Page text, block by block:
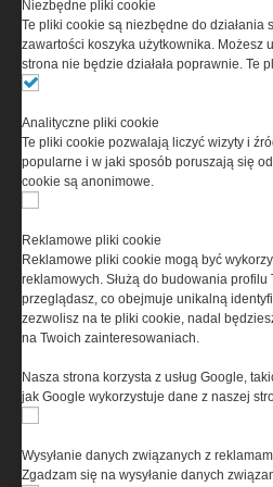
odpowiedzialnością Spółka
0000537655, NIP 1132860378,
(zwana dalej Grupa MEDIUM) w
Ta witryna wykorzystuje pliki
informacji na Twoim
w celu świadczenia usług na
w tym w sposób dostosowany do
cookies oznacza, że będą one
urządzeniu końcowym. W
dokonać zmiany ustawień
serwisu prosimy o zapoznanie
prywatności
oraz informacją o
Niezbędne pliki cookie
Te pliki cookie są niezbędne do działania
zawartości koszyka użytkownika. Możesz
strona nie będzie działała poprawnie.
Analityczne pliki cookie
Te pliki cookie pozwalają liczyć wizyty i
popularne i w jaki sposób poruszają się
cookie są anonimowe.
Reklamowe pliki cookie
Reklamowe pliki cookie mogą być
reklamowych. Służą do budowania
przeglądasz, co obejmuje unikalną
zezwolisz na te pliki cookie, nadal
na Twoich zainteresowaniach.
Nasza strona korzysta z usług Google,
jak Google wykorzystuje dane z naszej
Wysyłanie danych związanych z
Zgadzam się na wysyłanie danych